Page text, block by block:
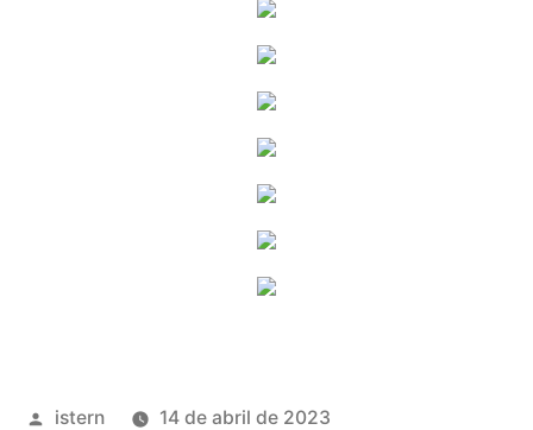
Publicado
istern
14 de abril de 2023